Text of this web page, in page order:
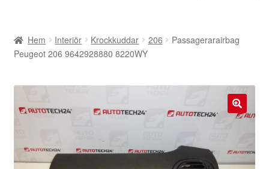
Betalningar
Klagomål
Kolla upp
Hem Interiör Krockkuddar 206
Passagerarairbag
Peugeot 206 9642928880 8220WY
🔍